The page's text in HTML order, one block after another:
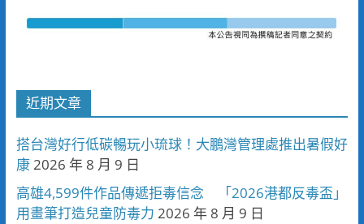
近期文章
搭台灣好行低碳暢玩小琉球！大鵬灣管理處推出暑假好
康2026 年 8 月 9 日
高雄4,599件作品傳遞拒毒信念 「2026港都反毒盃」
用畫筆打造兒童防毒力 2026 年 8 月 9 日